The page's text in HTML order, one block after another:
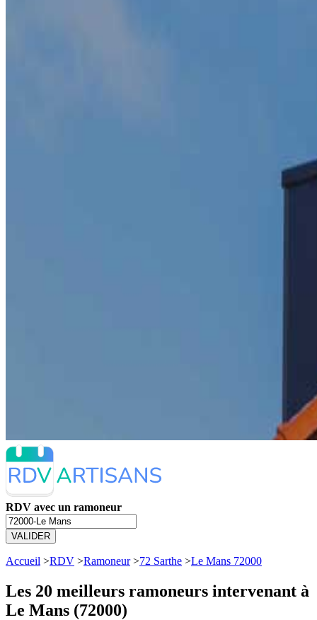
RDV avec un ramoneur
VALIDER
Accueil >RDV >Ramoneur>72 Sarthe >Le Mans 72000
Les 20 meilleurs ramoneurs intervenant à
Le Mans (72000)